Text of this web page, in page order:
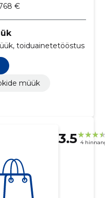
€
toiduainetetööstus
müük
3.5 4